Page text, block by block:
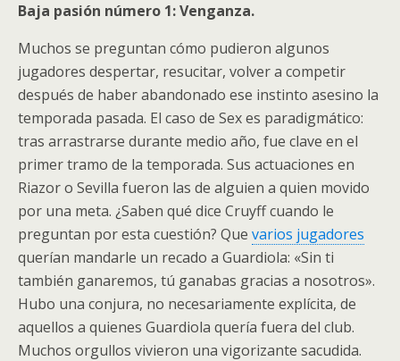
Baja pasión número 1: Venganza.
Muchos se preguntan cómo pudieron algunos
jugadores despertar, resucitar, volver a competir
después de haber abandonado ese instinto asesino la
temporada pasada. El caso de Sex es paradigmático:
tras arrastrarse durante medio año, fue clave en el
primer tramo de la temporada. Sus actuaciones en
Riazor o Sevilla fueron las de alguien a quien movido
por una meta. ¿Saben qué dice Cruyff cuando le
preguntan por esta cuestión? Que varios jugadores
querían mandarle un recado a Guardiola: «Sin ti
también ganaremos, tú ganabas gracias a nosotros».
Hubo una conjura, no necesariamente explícita, de
aquellos a quienes Guardiola quería fuera del club.
Muchos orgullos vivieron una vigorizante sacudida.